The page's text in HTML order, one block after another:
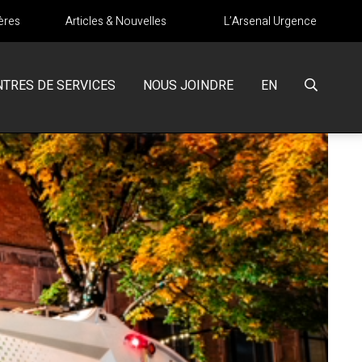
Articles & Nouvelles L’Arsenal Urgence
DE SERVICES NOUS JOINDRE EN